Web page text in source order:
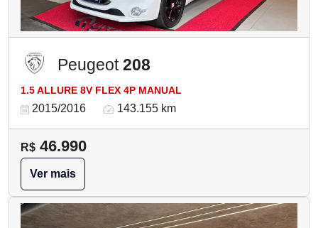
Peugeot208
1.5 ALLURE 8V FLEX 4P MANUAL
2015/2016 143.155 km
R$ 46.990
Ver mais